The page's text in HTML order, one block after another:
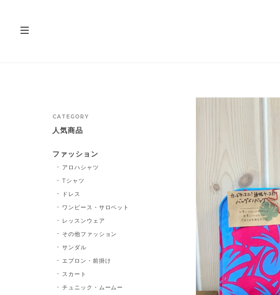
CATEGORY
人気商品
ファッション
アロハシャツ
Tシャツ
ドレス
ワンピース・サロペット
レッスンウェア
その他ファッション
サンダル
エプロン・前掛け
スカート
チュニック・ムームー